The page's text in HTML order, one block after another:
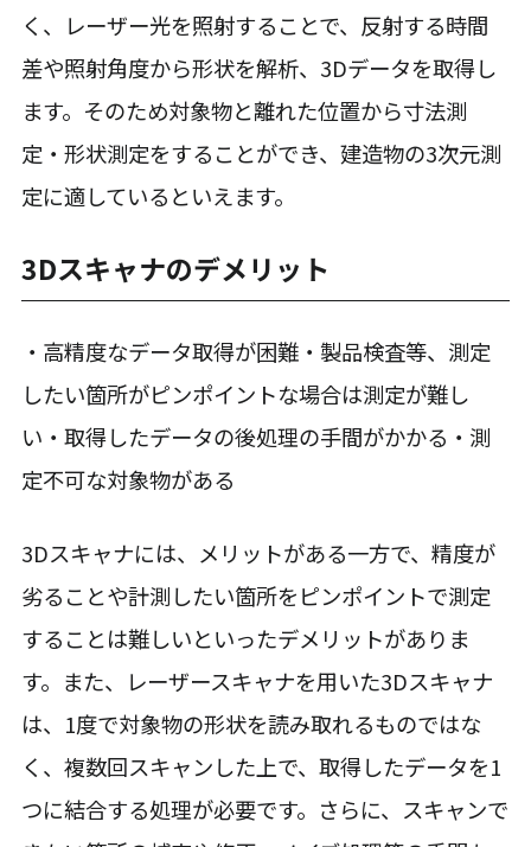
く、レーザー光を照射することで、反射する時間
差や照射角度から形状を解析、3Dデータを取得し
ます。そのため対象物と離れた位置から寸法測
定・形状測定をすることができ、建造物の3次元測
定に適しているといえます。
3Dスキャナのデメリット
・高精度なデータ取得が困難・製品検査等、測定
したい箇所がピンポイントな場合は測定が難し
い・取得したデータの後処理の手間がかかる・測
定不可な対象物がある
3Dスキャナには、メリットがある一方で、精度が
劣ることや計測したい箇所をピンポイントで測定
することは難しいといったデメリットがありま
す。また、レーザースキャナを用いた3Dスキャナ
は、1度で対象物の形状を読み取れるものではな
く、複数回スキャンした上で、取得したデータを1
つに結合する処理が必要です。さらに、スキャンで